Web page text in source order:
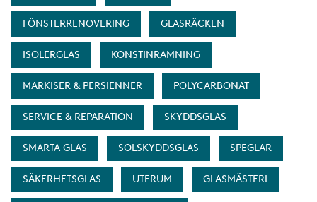
FÖNSTERRENOVERING GLASRÄCKEN
ISOLERGLAS KONSTINRAMNING
MARKISER & PERSIENNER POLYCARBONAT
SERVICE & REPARATION SKYDDSGLAS
SMARTA GLAS SOLSKYDDSGLAS SPEGLAR
SÄKERHETSGLAS UTERUM GLASMÄSTERI